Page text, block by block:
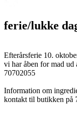
ferie/lukke
Efterårsferie 10.
vi har åben for mad ud
70702055
Information om
kontakt til butikken på